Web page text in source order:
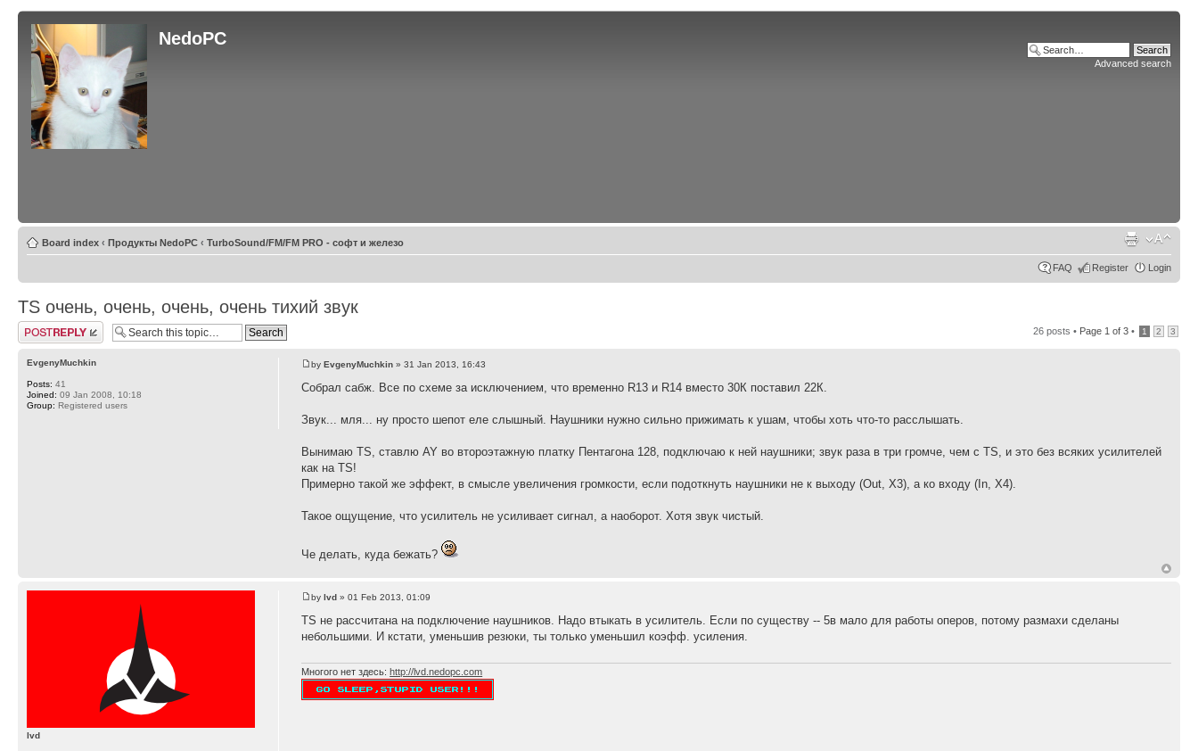
NedoPC
Advanced search
Board index ‹ Продукты NedoPC ‹ TurboSound/FM/FM PRO - софт и железо
FAQ Register Login
TS очень, очень, очень, очень тихий звук
Post a reply 26 posts • Page 1 of 3 • 1 2 3
byEvgenyMuchkin » 31 Jan 2013, 16:43
Собрал сабж. Все по схеме за исключением, что временно R13 и R14 вместо 30К поставил 22К.
Звук... мля... ну просто шепот еле слышный. Наушники нужно сильно прижимать к ушам, чтобы хоть что-то расслышать.
Вынимаю TS, ставлю AY во второэтажную платку Пентагона 128, подключаю к ней наушники; звук раза в три громче, чем с TS, и это без всяких усилителей
как на TS!
Примерно такой же эффект, в смысле увеличения громкости, если подоткнуть наушники не к выходу (Out, X3), а ко входу (In, X4).
Такое ощущение, что усилитель не усиливает сигнал, а наоборот. Хотя звук чистый.
Че делать, куда бежать?
EvgenyMuchkin
Posts: 41
Joined: 09 Jan 2008, 10:18
Group: Registered users
bylvd » 01 Feb 2013, 01:09
TS не рассчитана на подключение наушников. Надо втыкать в усилитель. Если по существу -- 5в мало для работы оперов, потому размахи сделаны
небольшими. И кстати, уменьшив резюки, ты только уменьшил коэфф. усиления.
Многого нет здесь: http://lvd.nedopc.com
lvd